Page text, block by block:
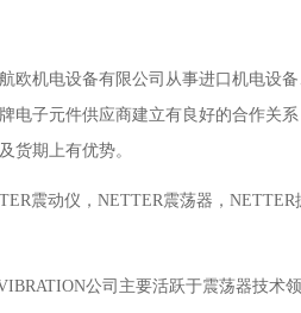
欧机电设备有限公司从事进口机电设
电子元件供应商建立有良好的合作关
货期上有优势。
震动仪，NETTER震荡器，NETTER
公司主要活跃于震荡器技术